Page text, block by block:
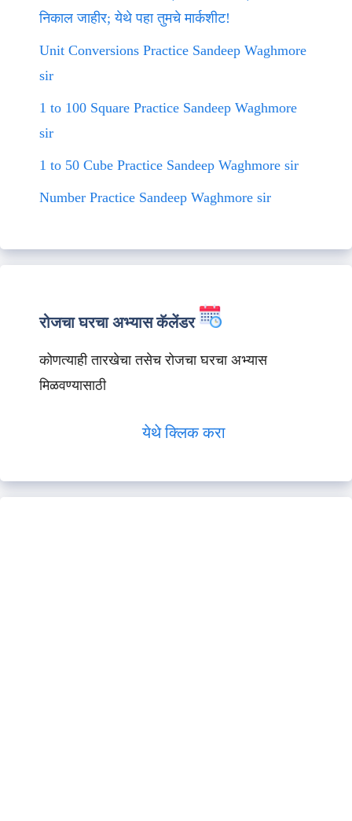
निकाल जाहीर; येथे पहा तुमचे मार्कशीट!
Unit Conversions Practice Sandeep Waghmore
sir
1 to 100 Square Practice Sandeep Waghmore
sir
1 to 50 Cube Practice Sandeep Waghmore sir
Number Practice Sandeep Waghmore sir
रोजचा घरचा अभ्यास कॅलेंडर
कोणत्याही तारखेचा तसेच रोजचा घरचा अभ्यास
मिळवण्यासाठी
येथे क्लिक करा